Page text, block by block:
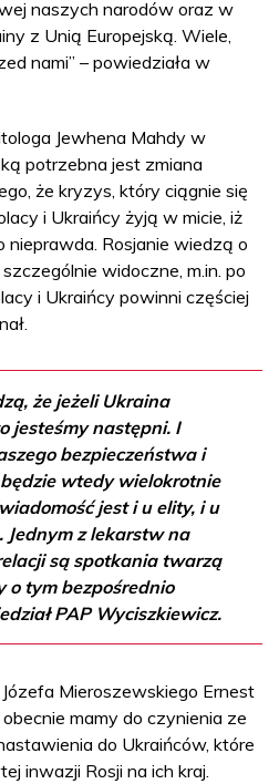
naszych narodów oraz w
z Unią Europejską. Wiele,
nami” – powiedziała w
Jewhena Mahdy w
potrzebna jest zmiana
że kryzys, który ciągnie się
i Ukraińcy żyją w micie, iż
nieprawda. Rosjanie wiedzą o
widoczne, m.in. po
i Ukraińcy powinni częściej
że jeżeli Ukraina
jesteśmy następni. I
bezpieczeństwa i
wtedy wielokrotnie
jest i u elity, i u
Jednym z lekarstw na
są spotkania twarzą
o tym bezpośrednio
PAP Wyciszkiewicz.
Mieroszewskiego Ernest
mamy do czynienia ze
do Ukraińców, które
inwazji Rosji na ich kraj.